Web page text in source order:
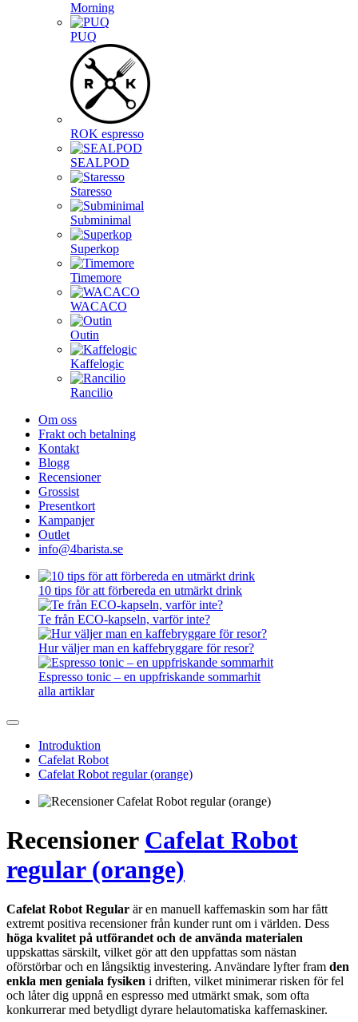
Morning
PUQ
ROK espresso
SEALPOD
Staresso
Subminimal
Superkop
Timemore
WACACO
Outin
Kaffelogic
Rancilio
Om oss
Frakt och betalning
Kontakt
Blogg
Recensioner
Grossist
Presentkort
Kampanjer
Outlet
info@4barista.se
10 tips för att förbereda en utmärkt drink
Te från ECO-kapseln, varför inte?
Hur väljer man en kaffebryggare för resor?
Espresso tonic – en uppfriskande sommarhit
alla artiklar
Introduktion
Cafelat Robot
Cafelat Robot regular (orange)
Recensioner Cafelat Robot
regular (orange)
Cafelat Robot Regular är en manuell kaffemaskin som har fått
extremt positiva recensioner från kunder runt om i världen. Dess
höga kvalitet på utförandet och de använda materialen
uppskattas särskilt, vilket gör att den uppfattas som nästan
oförstörbar och en långsiktig investering. Användare lyfter fram den
enkla men geniala fysiken i driften, vilket minimerar risken för fel
och låter dig uppnå en espresso med utmärkt smak, som ofta
konkurrerar med betydligt dyrare helautomatiska kaffemaskiner.